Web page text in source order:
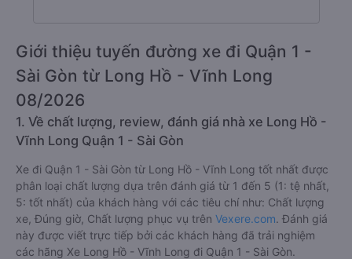
Giới thiệu tuyến đường xe đi Quận 1 -
Sài Gòn từ Long Hồ - Vĩnh Long
08/2026
1. Về chất lượng, review, đánh giá nhà xe Long Hồ -
Vĩnh Long Quận 1 - Sài Gòn
Xe đi Quận 1 - Sài Gòn từ Long Hồ - Vĩnh Long tốt nhất được
phân loại chất lượng dựa trên đánh giá từ 1 đến 5 (1: tệ nhất,
5: tốt nhất) của khách hàng với các tiêu chí như: Chất lượng
xe, Đúng giờ, Chất lượng phục vụ trên Vexere.com. Đánh giá
này được viết trực tiếp bởi các khách hàng đã trải nghiệm
các hãng Xe Long Hồ - Vĩnh Long đi Quận 1 - Sài Gòn.